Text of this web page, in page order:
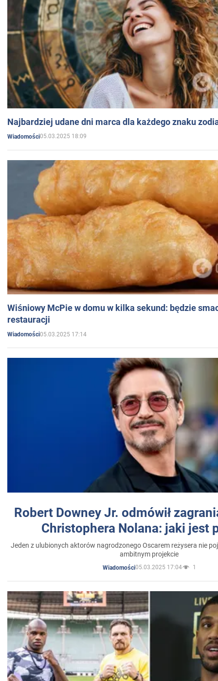
Najbardziej udane dni marca dla każdego znaku
Wiadomości05.03.2025 18:09
Wiśniowy McPie w domu w kilka sekund: będzie
restauracji
Wiadomości05.03.2025 17:14
Robert Downey Jr. odmówił
Christophera Nolana: jaki jest
Jeden z ulubionych aktorów nagrodzonego Oscarem reżysera nie
ambitnym projekcie
Wiadomości05.03.2025 17:04 1